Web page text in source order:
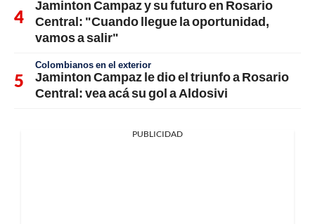
Jaminton Campaz y su futuro en Rosario
Central: "Cuando llegue la oportunidad,
vamos a salir"
Colombianos en el exterior
Jaminton Campaz le dio el triunfo a Rosario
Central: vea acá su gol a Aldosivi
PUBLICIDAD